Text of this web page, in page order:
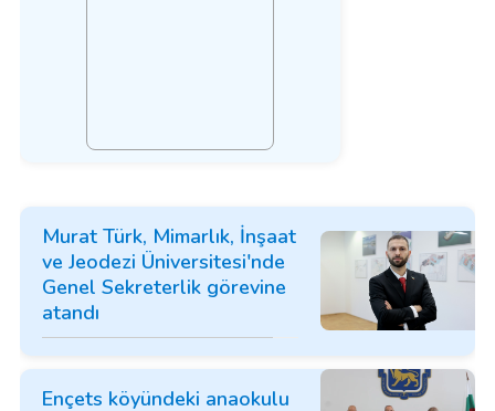
Murat Türk, Mimarlık, İnşaat
ve Jeodezi Üniversitesi'nde
Genel Sekreterlik görevine
atandı
Ençets köyündeki anaokulu